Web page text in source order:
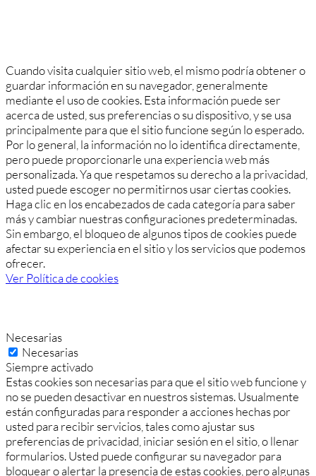
Cuando visita cualquier sitio web, el mismo podría obtener o
guardar información en su navegador, generalmente
mediante el uso de cookies. Esta información puede ser
acerca de usted, sus preferencias o su dispositivo, y se usa
principalmente para que el sitio funcione según lo esperado.
Por lo general, la información no lo identifica directamente,
pero puede proporcionarle una experiencia web más
personalizada. Ya que respetamos su derecho a la privacidad,
usted puede escoger no permitirnos usar ciertas cookies.
Haga clic en los encabezados de cada categoría para saber
más y cambiar nuestras configuraciones predeterminadas.
Sin embargo, el bloqueo de algunos tipos de cookies puede
afectar su experiencia en el sitio y los servicios que podemos
ofrecer.
Ver Política de cookies
Necesarias
Necesarias
Siempre activado
Estas cookies son necesarias para que el sitio web funcione y
no se pueden desactivar en nuestros sistemas. Usualmente
están configuradas para responder a acciones hechas por
usted para recibir servicios, tales como ajustar sus
preferencias de privacidad, iniciar sesión en el sitio, o llenar
formularios. Usted puede configurar su navegador para
bloquear o alertar la presencia de estas cookies, pero algunas